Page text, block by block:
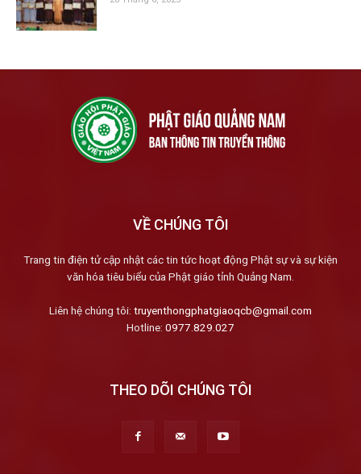
VỀ CHÚNG TÔI
Trang tin điện tử cập nhật các tin tức hoạt động Phật sự và sự kiện
văn hóa tiêu biểu của Phật giáo tỉnh Quảng Nam.
Liên hệ chúng tôi: truyenthongphatgiaoqcb@gmail.com
Hotline: 0977.829.027
THEO DÕI CHÚNG TÔI